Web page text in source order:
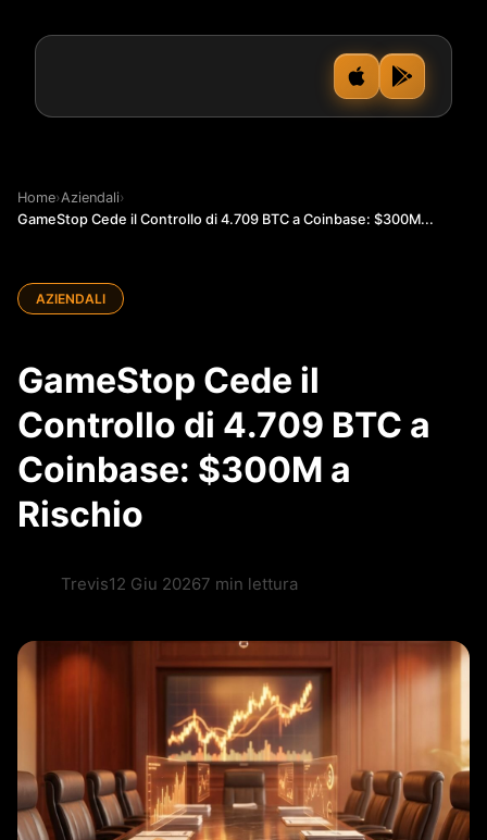
Home›Aziendali›
GameStop Cede il Controllo di 4.709 BTC a Coinbase: $300M...
AZIENDALI
GameStop Cede il
Controllo di 4.709 BTC a
Coinbase: $300M a
Rischio
Trevis12 Giu 20267 min lettura